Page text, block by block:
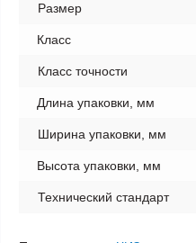
Размер
Класс
Класс точности
Длина упаковки, мм
Ширина упаковки, мм
Высота упаковки, мм
Технический стандарт